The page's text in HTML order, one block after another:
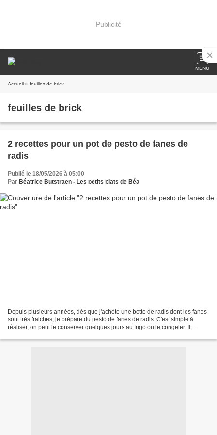
Publicité
MENU
Accueil » feuilles de brick
feuilles de brick
2 recettes pour un pot de pesto de fanes de
radis
Publié le 18/05/2026 à 05:00
Par Béatrice Butstraen - Les petits plats de Béa
Depuis plusieurs années, dès que j'achète une botte de radis dont les fanes
sont très fraiches, je prépare du pesto de fanes de radis. C'est simple à
réaliser, on peut le conserver quelques jours au frigo ou le congeler. Il